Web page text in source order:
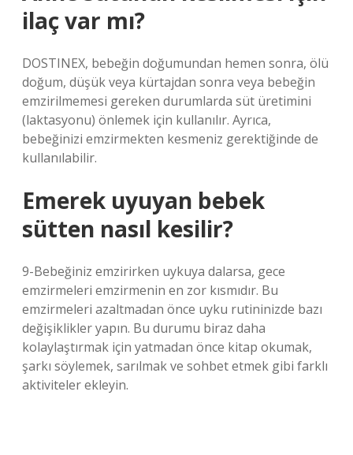
ilaç var mı?
DOSTINEX, bebeğin doğumundan hemen sonra, ölü
doğum, düşük veya kürtajdan sonra veya bebeğin
emzirilmemesi gereken durumlarda süt üretimini
(laktasyonu) önlemek için kullanılır. Ayrıca,
bebeğinizi emzirmekten kesmeniz gerektiğinde de
kullanılabilir.
Emerek uyuyan bebek
sütten nasıl kesilir?
9-Bebeğiniz emzirirken uykuya dalarsa, gece
emzirmeleri emzirmenin en zor kısmıdır. Bu
emzirmeleri azaltmadan önce uyku rutininizde bazı
değişiklikler yapın. Bu durumu biraz daha
kolaylaştırmak için yatmadan önce kitap okumak,
şarkı söylemek, sarılmak ve sohbet etmek gibi farklı
aktiviteler ekleyin.